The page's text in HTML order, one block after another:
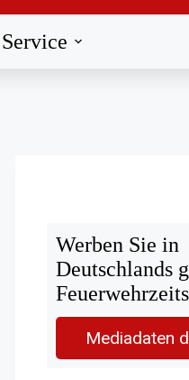
Service
Werben Sie in
Deutschlands
Mediadaten